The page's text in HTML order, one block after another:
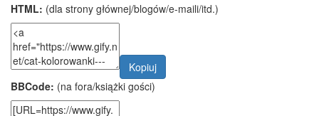
HTML: (dla strony głównej/blogów/e-maili/itd.)
Kopiuj
BBCode: (na fora/książki gości)